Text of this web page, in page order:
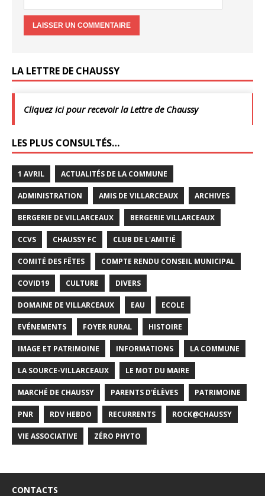
LA LETTRE DE CHAUSSY
Cliquez ici pour recevoir la Lettre de Chaussy
LES PLUS CONSULTÉS…
1 AVRIL ACTUALITÉS DE LA COMMUNE
ADMINISTRATION AMIS DE VILLARCEAUX ARCHIVES
BERGERIE DE VILLARCEAUX BERGERIE VILLARCEAUX
CCVS CHAUSSY FC CLUB DE L'AMITIÉ
COMITÉ DES FÊTES COMPTE RENDU CONSEIL MUNICIPAL
COVID19 CULTURE DIVERS
DOMAINE DE VILLARCEAUX EAU ECOLE
EVÉNEMENTS FOYER RURAL HISTOIRE
IMAGE ET PATRIMOINE INFORMATIONS LA COMMUNE
LA SOURCE-VILLARCEAUX LE MOT DU MAIRE
MARCHÉ DE CHAUSSY PARENTS D'ÉLÈVES PATRIMOINE
PNR RDV HEBDO RECURRENTS ROCK@CHAUSSY
VIE ASSOCIATIVE ZÉRO PHYTO
CONTACTS